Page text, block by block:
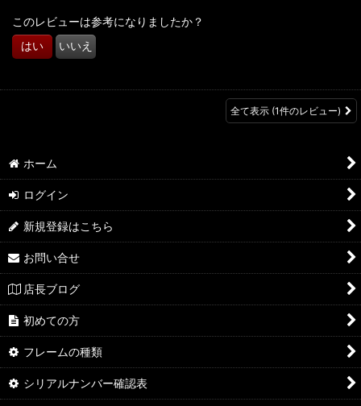
このレビューは参考になりましたか？
はい いいえ
全て表示 (1件のレビュー)
ホーム
ログイン
新規登録はこちら
お問い合せ
店長ブログ
初めての方
フレームの種類
シリアルナンバー確認表